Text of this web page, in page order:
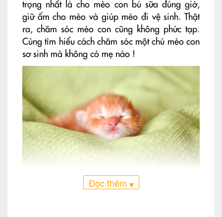
trọng nhất là cho mèo con bú sữa đúng giờ,
giữ ấm cho mèo và giúp mèo đi vệ sinh. Thật
ra, chăm sóc mèo con cũng không phức tạp.
Cùng tìm hiểu cách chăm sóc một chú mèo con
sơ sinh mà không có mẹ nào !
Một chế độ chăm sóc đặc biệt sẽ giúp những
Đọc thêm ▾